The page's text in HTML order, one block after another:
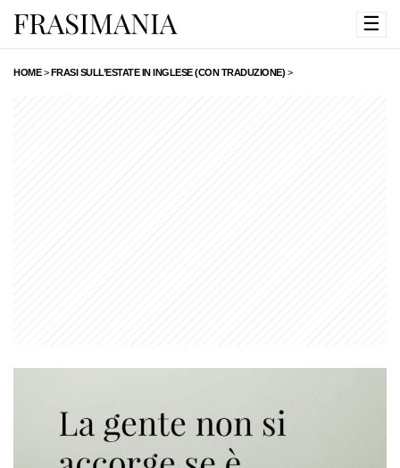
☰
HOME>FRASI SULL’ESTATE IN INGLESE (CON TRADUZIONE) >